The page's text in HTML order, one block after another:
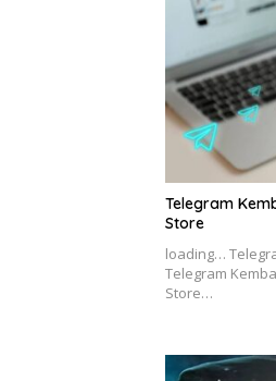
Telegram
Store
loading…
Telegram
Store…